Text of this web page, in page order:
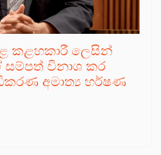
කළහකාරී ලෙසින්
සම්පත් විනාශ කර
අමාත්‍ය හර්ෂණ